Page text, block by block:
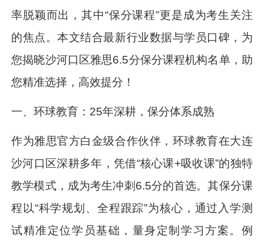
率脱颖而出，其中“保分课程”更是成为考生关注
的焦点。本文结合最新行业数据与学员口碑，为
您揭晓沙河口区雅思6.5分保分课程机构名单，助
您精准选择，高效提分！
一、环球教育：25年深耕，保分体系成熟
作为雅思官方白金级合作伙伴，环球教育在大连
沙河口区深耕多年，凭借“核心课+吸收课”的独特
教学模式，成为考生冲刺6.5分的首选。其保分课
程以“科学规划、全程跟踪”为核心，通过入学测
试精准定位学员基础，量身定制学习方案。例